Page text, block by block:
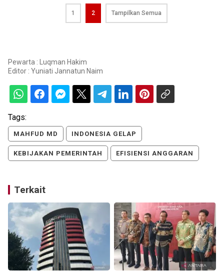
1 2 Tampilkan Semua
Pewarta : Luqman Hakim
Editor : Yuniati Jannatun Naim
Tags:
MAHFUD MD INDONESIA GELAP
KEBIJAKAN PEMERINTAH EFISIENSI ANGGARAN
Terkait